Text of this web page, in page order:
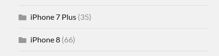
iPhone 7 Plus (35)
iPhone 8 (66)